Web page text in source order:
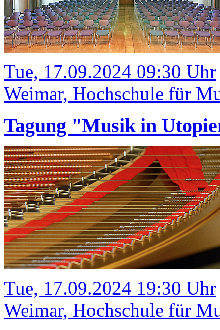
Tue, 17.09.2024 09:30 Uhr
Weimar, Hochschule für
Tagung "Musik in
Tue, 17.09.2024 19:30 Uhr
Weimar, Hochschule für